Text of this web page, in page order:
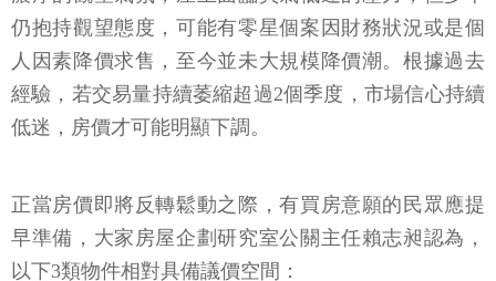
仍抱持觀望態度，可能有零星個案因財務狀況或是個
人因素降價求售，至今並未大規模降價潮。根據過去
經驗，若交易量持續萎縮超過2個季度，市場信心持續
低迷，房價才可能明顯下調。
正當房價即將反轉鬆動之際，有買房意願的民眾應提
早準備，大家房屋企劃研究室公關主任賴志昶認為，
以下3類物件相對具備議價空間：